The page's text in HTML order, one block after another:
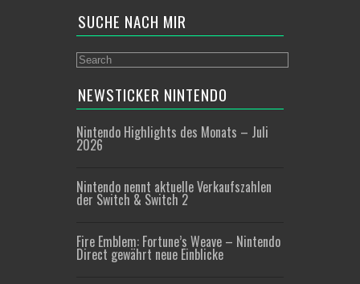
SUCHE NACH MIR
NEWSTICKER NINTENDO
Nintendo Highlights des Monats – Juli
2026
Nintendo nennt aktuelle Verkaufszahlen
der Switch & Switch 2
Fire Emblem: Fortune’s Weave – Nintendo
Direct gewährt neue Einblicke